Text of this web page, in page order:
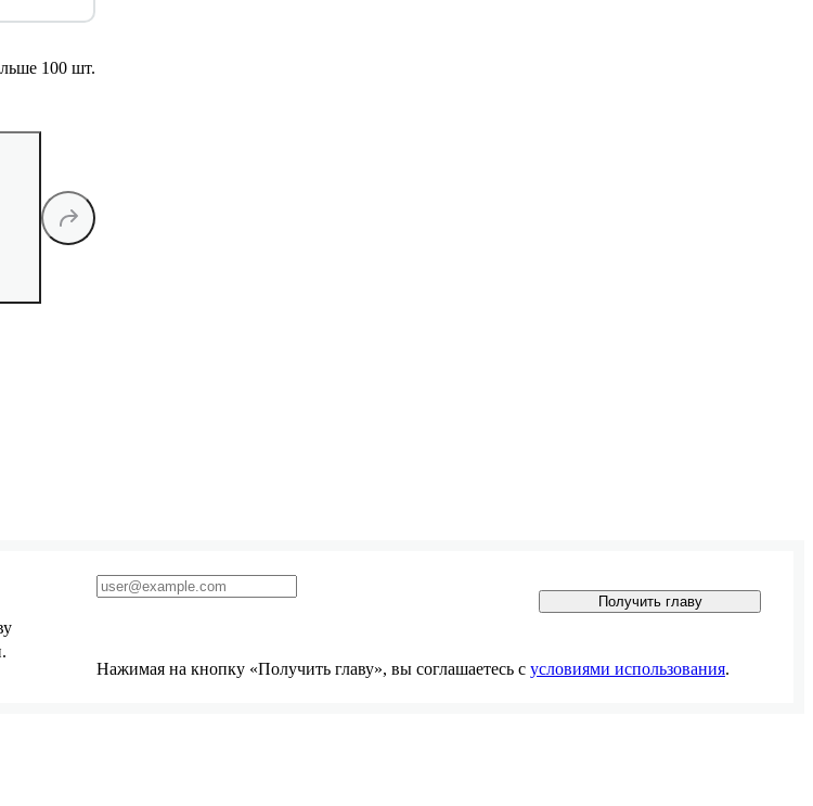
100 шт.
Получить главу
Нажимая на кнопку «Получить главу», вы соглашаетесь с условиями использования.